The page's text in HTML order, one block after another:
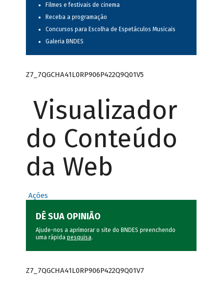
Filmes e festivais de cinema
Receba a programação
Concursos para Escolha de Espetáculos Musicais
Galeria BNDES
Z7_7QGCHA41L0RP906P422Q9Q01V5
Visualizador
do Conteúdo
da Web
Ações
DÊ SUA OPINIÃO
Ajude-nos a aprimorar o site do BNDES preenchendo
uma rápida pesquisa.
Z7_7QGCHA41L0RP906P422Q9Q01V7